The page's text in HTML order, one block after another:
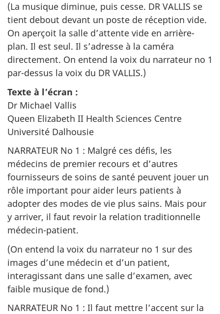
(La musique diminue, puis cesse. DR VALLIS se
tient debout devant un poste de réception vide.
On aperçoit la salle d’attente vide en arrière-
plan. Il est seul. Il s’adresse à la caméra
directement. On entend la voix du narrateur no 1
par-dessus la voix du DR VALLIS.)
Texte à l’écran :
Dr Michael Vallis
Queen Elizabeth II Health Sciences Centre
Université Dalhousie
NARRATEUR No 1 : Malgré ces défis, les
médecins de premier recours et d’autres
fournisseurs de soins de santé peuvent jouer un
rôle important pour aider leurs patients à
adopter des modes de vie plus sains. Mais pour
y arriver, il faut revoir la relation traditionnelle
médecin-patient.
(On entend la voix du narrateur no 1 sur des
images d’une médecin et d’un patient,
interagissant dans une salle d’examen, avec
faible musique de fond.)
NARRATEUR No 1 : Il faut mettre l’accent sur la